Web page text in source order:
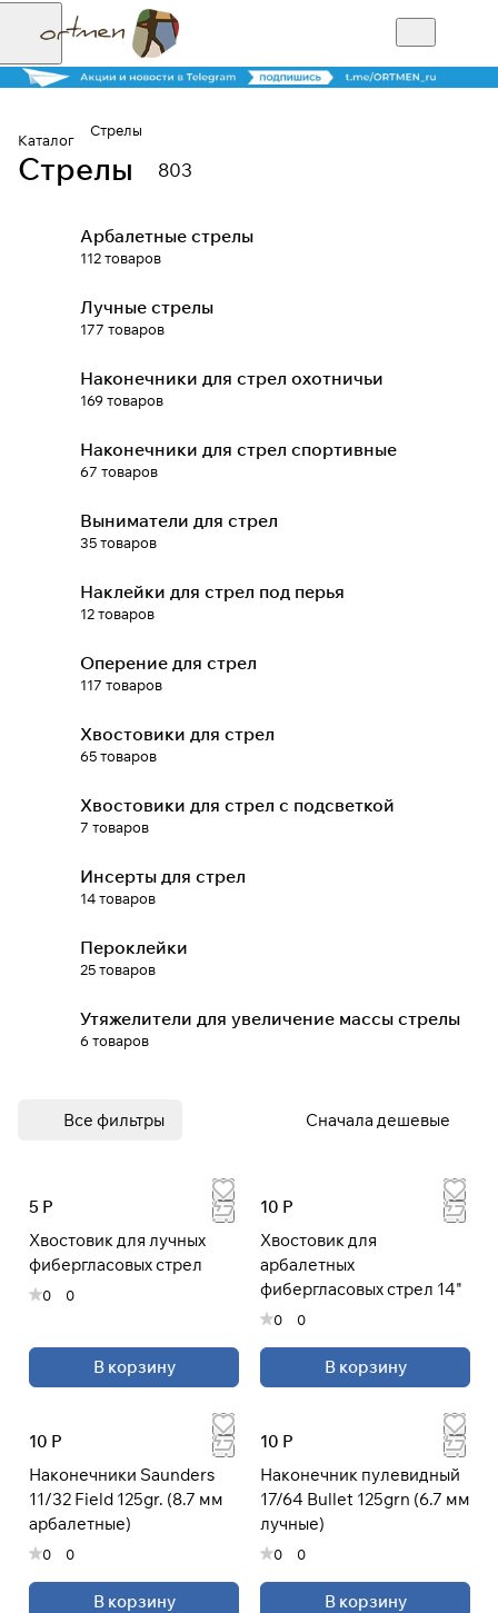
Каталог
Стрелы
Стрелы 803
Арбалетные стрелы
112 товаров
Лучные стрелы
177 товаров
Наконечники для стрел охотничьи
169 товаров
Наконечники для стрел спортивные
67 товаров
Выниматели для стрел
35 товаров
Наклейки для стрел под перья
12 товаров
Оперение для стрел
117 товаров
Хвостовики для стрел
65 товаров
Хвостовики для стрел с подсветкой
7 товаров
Инсерты для стрел
14 товаров
Пероклейки
25 товаров
Утяжелители для увеличение массы стрелы
6 товаров
Все фильтры Сначала дешевые
5 Р
Хвостовик для лучных
фибергласовых стрел
0 0
В корзину
10 Р
Хвостовик для
арбалетных
фибергласовых стрел 14"
0 0
В корзину
10 Р
Наконечники Saunders
11/32 Field 125gr. (8.7 мм
арбалетные)
0 0
В корзину
10 Р
Наконечник пулевидный
17/64 Bullet 125grn (6.7 мм
лучные)
0 0
В корзину
Для клиентов всех банков
Разбейте
25%
Добавляйте товары
в корзину
При оформлении заказа
картой любого банка
Получайте товар
выбранный способом
Оставшиеся75% будут
скидки по купонам не
применяются.
25
недели
раз в 2 недели
Остались вопросы?
8 800 302-02-51
plait.ru